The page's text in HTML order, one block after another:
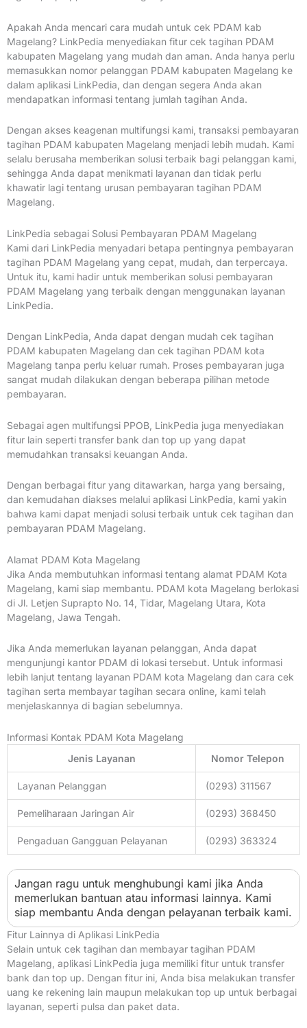
Apakah Anda mencari cara mudah untuk cek PDAM kab
Magelang? LinkPedia menyediakan fitur cek tagihan PDAM
kabupaten Magelang yang mudah dan aman. Anda hanya perlu
memasukkan nomor pelanggan PDAM kabupaten Magelang ke
dalam aplikasi LinkPedia, dan dengan segera Anda akan
mendapatkan informasi tentang jumlah tagihan Anda.
Dengan akses keagenan multifungsi kami, transaksi pembayaran
tagihan PDAM kabupaten Magelang menjadi lebih mudah. Kami
selalu berusaha memberikan solusi terbaik bagi pelanggan kami,
sehingga Anda dapat menikmati layanan dan tidak perlu
khawatir lagi tentang urusan pembayaran tagihan PDAM
Magelang.
LinkPedia sebagai Solusi Pembayaran PDAM Magelang
Kami dari LinkPedia menyadari betapa pentingnya pembayaran
tagihan PDAM Magelang yang cepat, mudah, dan terpercaya.
Untuk itu, kami hadir untuk memberikan solusi pembayaran
PDAM Magelang yang terbaik dengan menggunakan layanan
LinkPedia.
Dengan LinkPedia, Anda dapat dengan mudah cek tagihan
PDAM kabupaten Magelang dan cek tagihan PDAM kota
Magelang tanpa perlu keluar rumah. Proses pembayaran juga
sangat mudah dilakukan dengan beberapa pilihan metode
pembayaran.
Sebagai agen multifungsi PPOB, LinkPedia juga menyediakan
fitur lain seperti transfer bank dan top up yang dapat
memudahkan transaksi keuangan Anda.
Dengan berbagai fitur yang ditawarkan, harga yang bersaing,
dan kemudahan diakses melalui aplikasi LinkPedia, kami yakin
bahwa kami dapat menjadi solusi terbaik untuk cek tagihan dan
pembayaran PDAM Magelang.
Alamat PDAM Kota Magelang
Jika Anda membutuhkan informasi tentang alamat PDAM Kota
Magelang, kami siap membantu. PDAM kota Magelang berlokasi
di Jl. Letjen Suprapto No. 14, Tidar, Magelang Utara, Kota
Magelang, Jawa Tengah.
Jika Anda memerlukan layanan pelanggan, Anda dapat
mengunjungi kantor PDAM di lokasi tersebut. Untuk informasi
lebih lanjut tentang layanan PDAM kota Magelang dan cara cek
tagihan serta membayar tagihan secara online, kami telah
menjelaskannya di bagian sebelumnya.
Informasi Kontak PDAM Kota Magelang
Jenis Layanan
Nomor Telepon
Layanan Pelanggan (0293) 311567
Pemeliharaan Jaringan Air (0293) 368450
Pengaduan Gangguan Pelayanan (0293) 363324
Jangan ragu untuk menghubungi kami jika Anda
memerlukan bantuan atau informasi lainnya. Kami
siap membantu Anda dengan pelayanan terbaik kami.
Fitur Lainnya di Aplikasi LinkPedia
Selain untuk cek tagihan dan membayar tagihan PDAM
Magelang, aplikasi LinkPedia juga memiliki fitur untuk transfer
bank dan top up. Dengan fitur ini, Anda bisa melakukan transfer
uang ke rekening lain maupun melakukan top up untuk berbagai
layanan, seperti pulsa dan paket data.